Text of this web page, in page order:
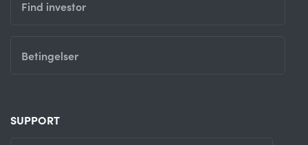
Find investor
Betingelser
SUPPORT